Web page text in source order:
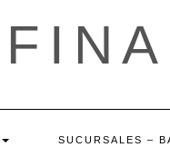
SUCURSALES –